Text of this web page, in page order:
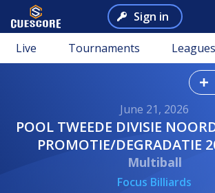
Sign in
Live Tournaments Leagues
June 21, 2026
POOL TWEEDE DIVISIE NOORD PLAY-OFFS
PROMOTIE/DEGRADATIE
Multiball
Focus Billiards